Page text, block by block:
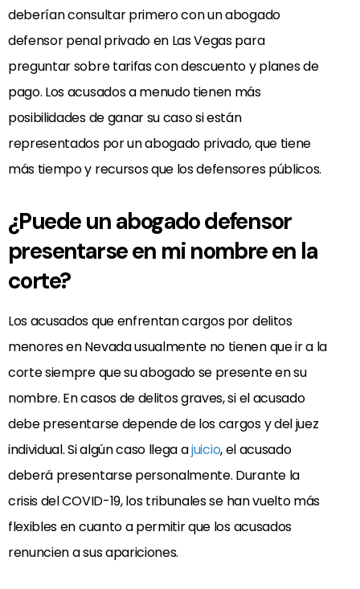
deberían consultar primero con un abogado
defensor penal privado en Las Vegas para
preguntar sobre tarifas con descuento y planes de
pago. Los acusados a menudo tienen más
posibilidades de ganar su caso si están
representados por un abogado privado, que tiene
más tiempo y recursos que los defensores públicos.
¿Puede un abogado defensor
presentarse en mi nombre en la
corte?
Los acusados que enfrentan cargos por delitos
menores en Nevada usualmente no tienen que ir a la
corte siempre que su abogado se presente en su
nombre. En casos de delitos graves, si el acusado
debe presentarse depende de los cargos y del juez
individual. Si algún caso llega ajuicio, el acusado
deberá presentarse personalmente. Durante la
crisis del COVID-19, los tribunales se han vuelto más
flexibles en cuanto a permitir que los acusados
renuncien a sus apariciones.